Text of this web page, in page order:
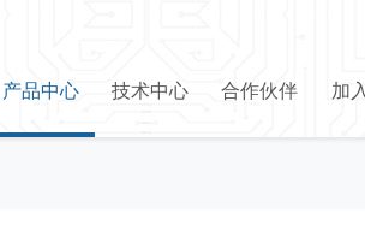
产品中心 技术中心 合作伙伴 加